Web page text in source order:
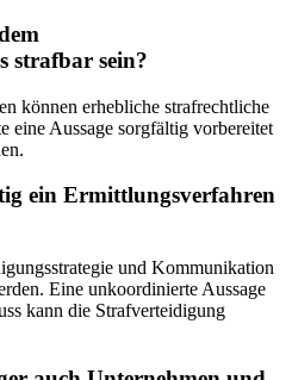
strafbar sein?
können erhebliche strafrechtliche
eine Aussage sorgfältig vorbereitet
ein Ermittlungsverfahren
und Kommunikation
Eine unkoordinierte Aussage
kann die Strafverteidigung